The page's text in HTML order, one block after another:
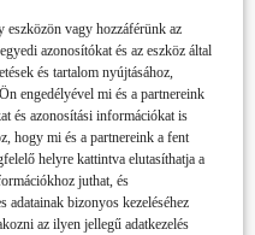
vagy hozzáférünk az
azonosítókat és az eszköz által
és tartalom nyújtásához,
engedélyével mi és a partnereink
és azonosítási információkat is
hogy mi és a partnereink a fent
helyre kattintva elutasíthatja a
juthat, és
bizonyos kezeléséhez
az ilyen jellegű adatkezelés